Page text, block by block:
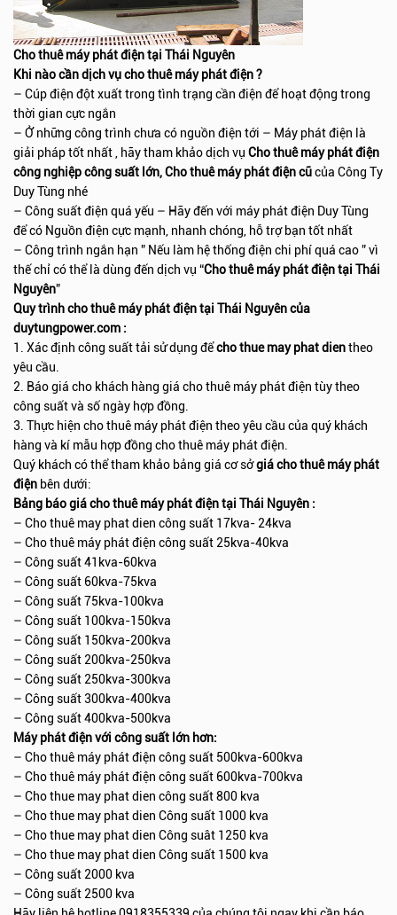
Cho thuê máy phát điện tại Thái Nguyên
Khi nào cần dịch vụ cho thuê máy phát điện ?
– Cúp điện đột xuất trong tình trạng cần điện để hoạt động trong
thời gian cực ngắn
– Ở những công trình chưa có nguồn điện tới – Máy phát điện là
giải pháp tốt nhất , hãy tham khảo dịch vụ Cho thuê máy phát điện
công nghiệp công suất lớn, Cho thuê máy phát điện cũcủa Công Ty
Duy Tùng nhé
– Công suất điện quá yếu – Hãy đến với máy phát điện Duy Tùng
để có Nguồn điện cực mạnh, nhanh chóng, hỗ trợ bạn tốt nhất
– Công trình ngắn hạn ” Nếu làm hệ thống điện chi phí quá cao ” vì
thế chỉ có thể là dùng đến dịch vụ “Cho thuê máy phát điện tại Thái
Nguyên”
Quy trình cho thuê máy phát điện tại Thái Nguyên của
duytungpower.com :
1. Xác định công suất tải sử dụng đểcho thue may phat dientheo
yêu cầu.
2. Báo giá cho khách hàng giá cho thuê máy phát điện tùy theo
công suất và số ngày hợp đồng.
3. Thực hiện cho thuê máy phát điện theo yêu cầu của quý khách
hàng và kí mẫu hợp đồng cho thuê máy phát điện.
Quý khách có thể tham khảo bảng giá cơ sởgiá cho thuê máy phát
điện bên dưới:
Bảng báo giá cho thuê máy phát điện tại Thái Nguyên :
– Cho thuê may phat dien công suất 17kva- 24kva
– Cho thuê máy phát điện công suất 25kva-40kva
– Công suất 41kva-60kva
– Công suất 60kva-75kva
– Công suất 75kva-100kva
– Công suất 100kva-150kva
– Công suất 150kva-200kva
– Công suất 200kva-250kva
– Công suất 250kva-300kva
– Công suất 300kva-400kva
– Công suất 400kva-500kva
Máy phát điện với công suất lớn hơn:
– Cho thuê máy phát điện công suất 500kva-600kva
– Cho thuê máy phát điện công suất 600kva-700kva
– Cho thue may phat dien công suất 800 kva
– Cho thue may phat dien Công suất 1000 kva
– Cho thue may phat dien Công suât 1250 kva
– Cho thue may phat dien Công suất 1500 kva
– Công suất 2000 kva
– Công suất 2500 kva